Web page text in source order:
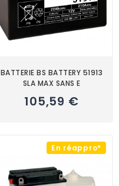
BATTERIE BS BATTERY 51913
SLA MAX SANS E
105,59 €
En réappro*